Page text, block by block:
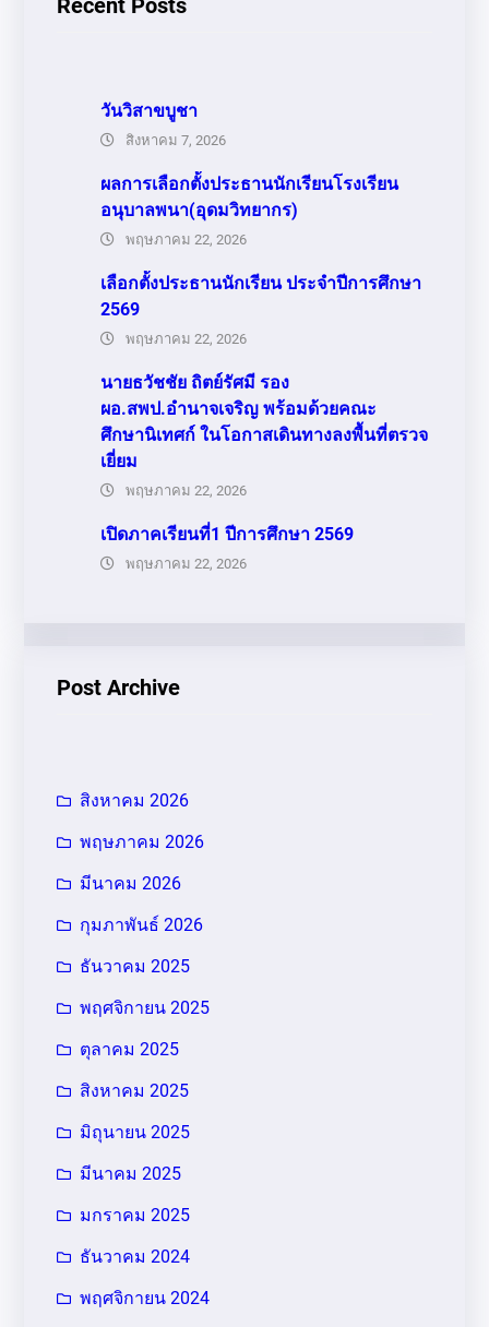
Recent Posts
วันวิสาขบูชา
สิงหาคม 7, 2026
ผลการเลือกตั้งประธานนักเรียนโรงเรียน
อนุบาลพนา(อุดมวิทยากร)
พฤษภาคม 22, 2026
เลือกตั้งประธานนักเรียน ประจำปีการศึกษา
2569
พฤษภาคม 22, 2026
นายธวัชชัย ถิตย์รัศมี รอง
ผอ.สพป.อำนาจเจริญ พร้อมด้วยคณะ
ศึกษานิเทศก์ ในโอกาสเดินทางลงพื้นที่ตรวจ
เยี่ยม
พฤษภาคม 22, 2026
เปิดภาคเรียนที่1 ปีการศึกษา 2569
พฤษภาคม 22, 2026
Post Archive
สิงหาคม 2026
พฤษภาคม 2026
มีนาคม 2026
กุมภาพันธ์ 2026
ธันวาคม 2025
พฤศจิกายน 2025
ตุลาคม 2025
สิงหาคม 2025
มิถุนายน 2025
มีนาคม 2025
มกราคม 2025
ธันวาคม 2024
พฤศจิกายน 2024